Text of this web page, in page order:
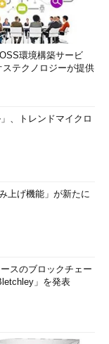
環境構築サービ
ステクノロジーが提供
、トレンドマイクロ
上げ機能」が新たに
スのブロックチェー
」を発表